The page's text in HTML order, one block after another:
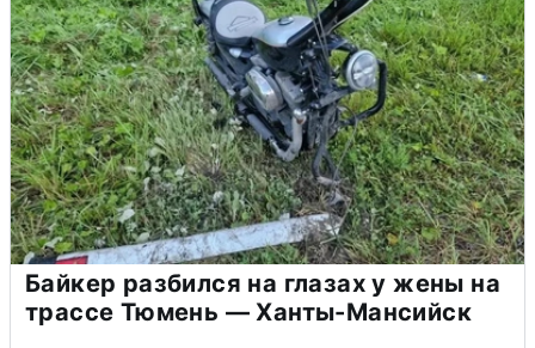
Байкер разбился на глазах у жены на
трассе Тюмень — Ханты-Мансийск